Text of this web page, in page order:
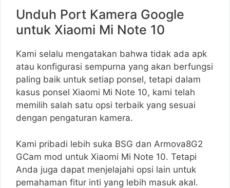
Unduh Port Kamera Google
untuk Xiaomi Mi Note 10
Kami selalu mengatakan bahwa tidak ada apk
atau konfigurasi sempurna yang akan berfungsi
paling baik untuk setiap ponsel, tetapi dalam
kasus ponsel Xiaomi Mi Note 10, kami telah
memilih salah satu opsi terbaik yang sesuai
dengan pengaturan kamera.
Kami pribadi lebih suka BSG dan Armova8G2
GCam mod untuk Xiaomi Mi Note 10. Tetapi
Anda juga dapat menjelajahi opsi lain untuk
pemahaman fitur inti yang lebih masuk akal.